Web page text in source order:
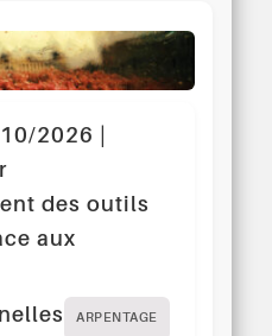
2026 |
des outils
aux
ARPENTAGE